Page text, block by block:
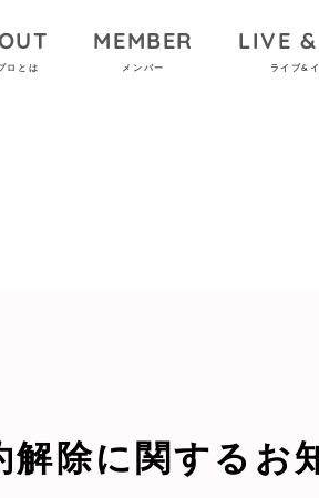
ロとは
MEMBER
メンバー
LIVE
ライブ&
解除に関するお